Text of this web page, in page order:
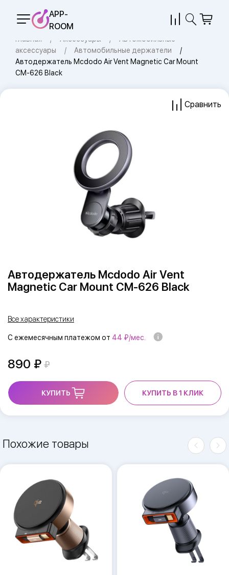
APP-
ROOM
Главная Аксессуары
Автомобильные
аксессуары
Автомобильные держатели
Автодержатель Mcdodo Air Vent Magnetic Car Mount
CM-626 Black
Автодержатель Mcdodo Air Vent
Magnetic Car Mount CM-626 Black
Сравнить
Все характеристики
С ежемесячным платежом от 44 ₽/мес.
890
КУПИТЬ КУПИТЬ В 1 КЛИК
Похожие товары